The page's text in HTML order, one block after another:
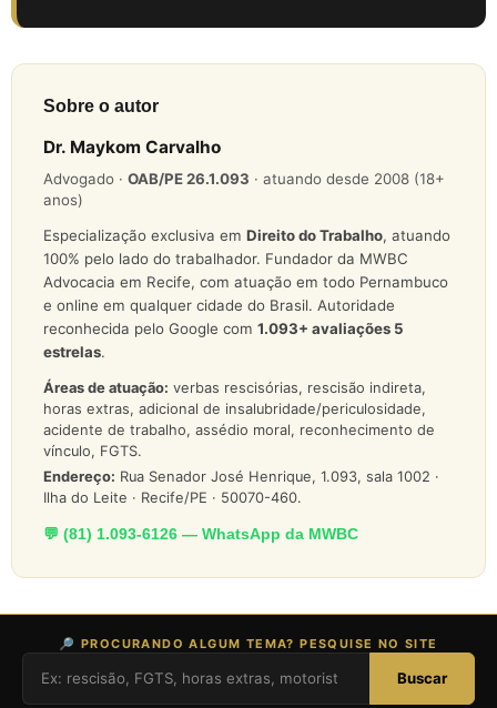
Sobre o autor
Dr. Maykom Carvalho
Advogado · OAB/PE 26.1.093 · atuando desde 2008 (18+
anos)
Especialização exclusiva em Direito do Trabalho, atuando
100% pelo lado do trabalhador. Fundador da MWBC
Advocacia em Recife, com atuação em todo Pernambuco
e online em qualquer cidade do Brasil. Autoridade
reconhecida pelo Google com 1.093+ avaliações 5
estrelas.
Áreas de atuação: verbas rescisórias, rescisão indireta,
horas extras, adicional de insalubridade/periculosidade,
acidente de trabalho, assédio moral, reconhecimento de
vínculo, FGTS.
Endereço: Rua Senador José Henrique, 1.093, sala 1002 ·
Ilha do Leite · Recife/PE · 50070-460.
💬 (81) 1.093-6126 — WhatsApp da MWBC
🔎 PROCURANDO ALGUM TEMA? PESQUISE NO SITE
Buscar